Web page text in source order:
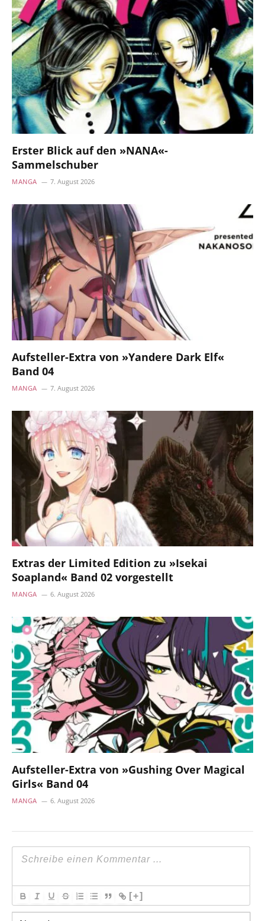
Erster Blick auf den »NANA«-
Sammelschuber
MANGA 7. August 2026
Aufsteller-Extra von »Yandere Dark Elf«
Band 04
MANGA 7. August 2026
Extras der Limited Edition zu »Isekai
Soapland« Band 02 vorgestellt
MANGA 6. August 2026
Aufsteller-Extra von »Gushing Over Magical
Girls« Band 04
MANGA 6. August 2026
[+]